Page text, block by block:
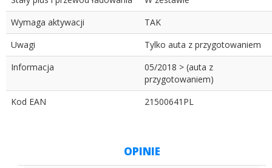
Wymaga aktywacji
TAK
Uwagi
Tylko auta z przygotowaniem
Informacja
05/2018 > (auta z
przygotowaniem)
Kod EAN
21500641PL
OPINIE